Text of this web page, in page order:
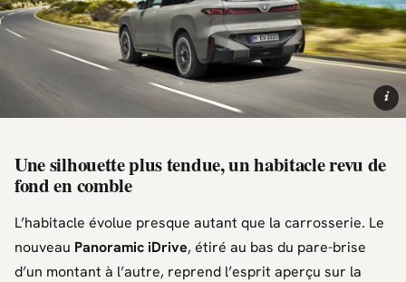
i
Une silhouette plus tendue, un habitacle revu de
fond en comble
L’habitacle évolue presque autant que la carrosserie. Le
nouveau Panoramic iDrive, étiré au bas du pare-brise
d’un montant à l’autre, reprend l’esprit aperçu sur la